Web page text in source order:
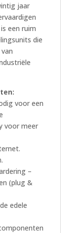
jaar
een ruim
die
voor een
voor meer
–
(plug &
edele